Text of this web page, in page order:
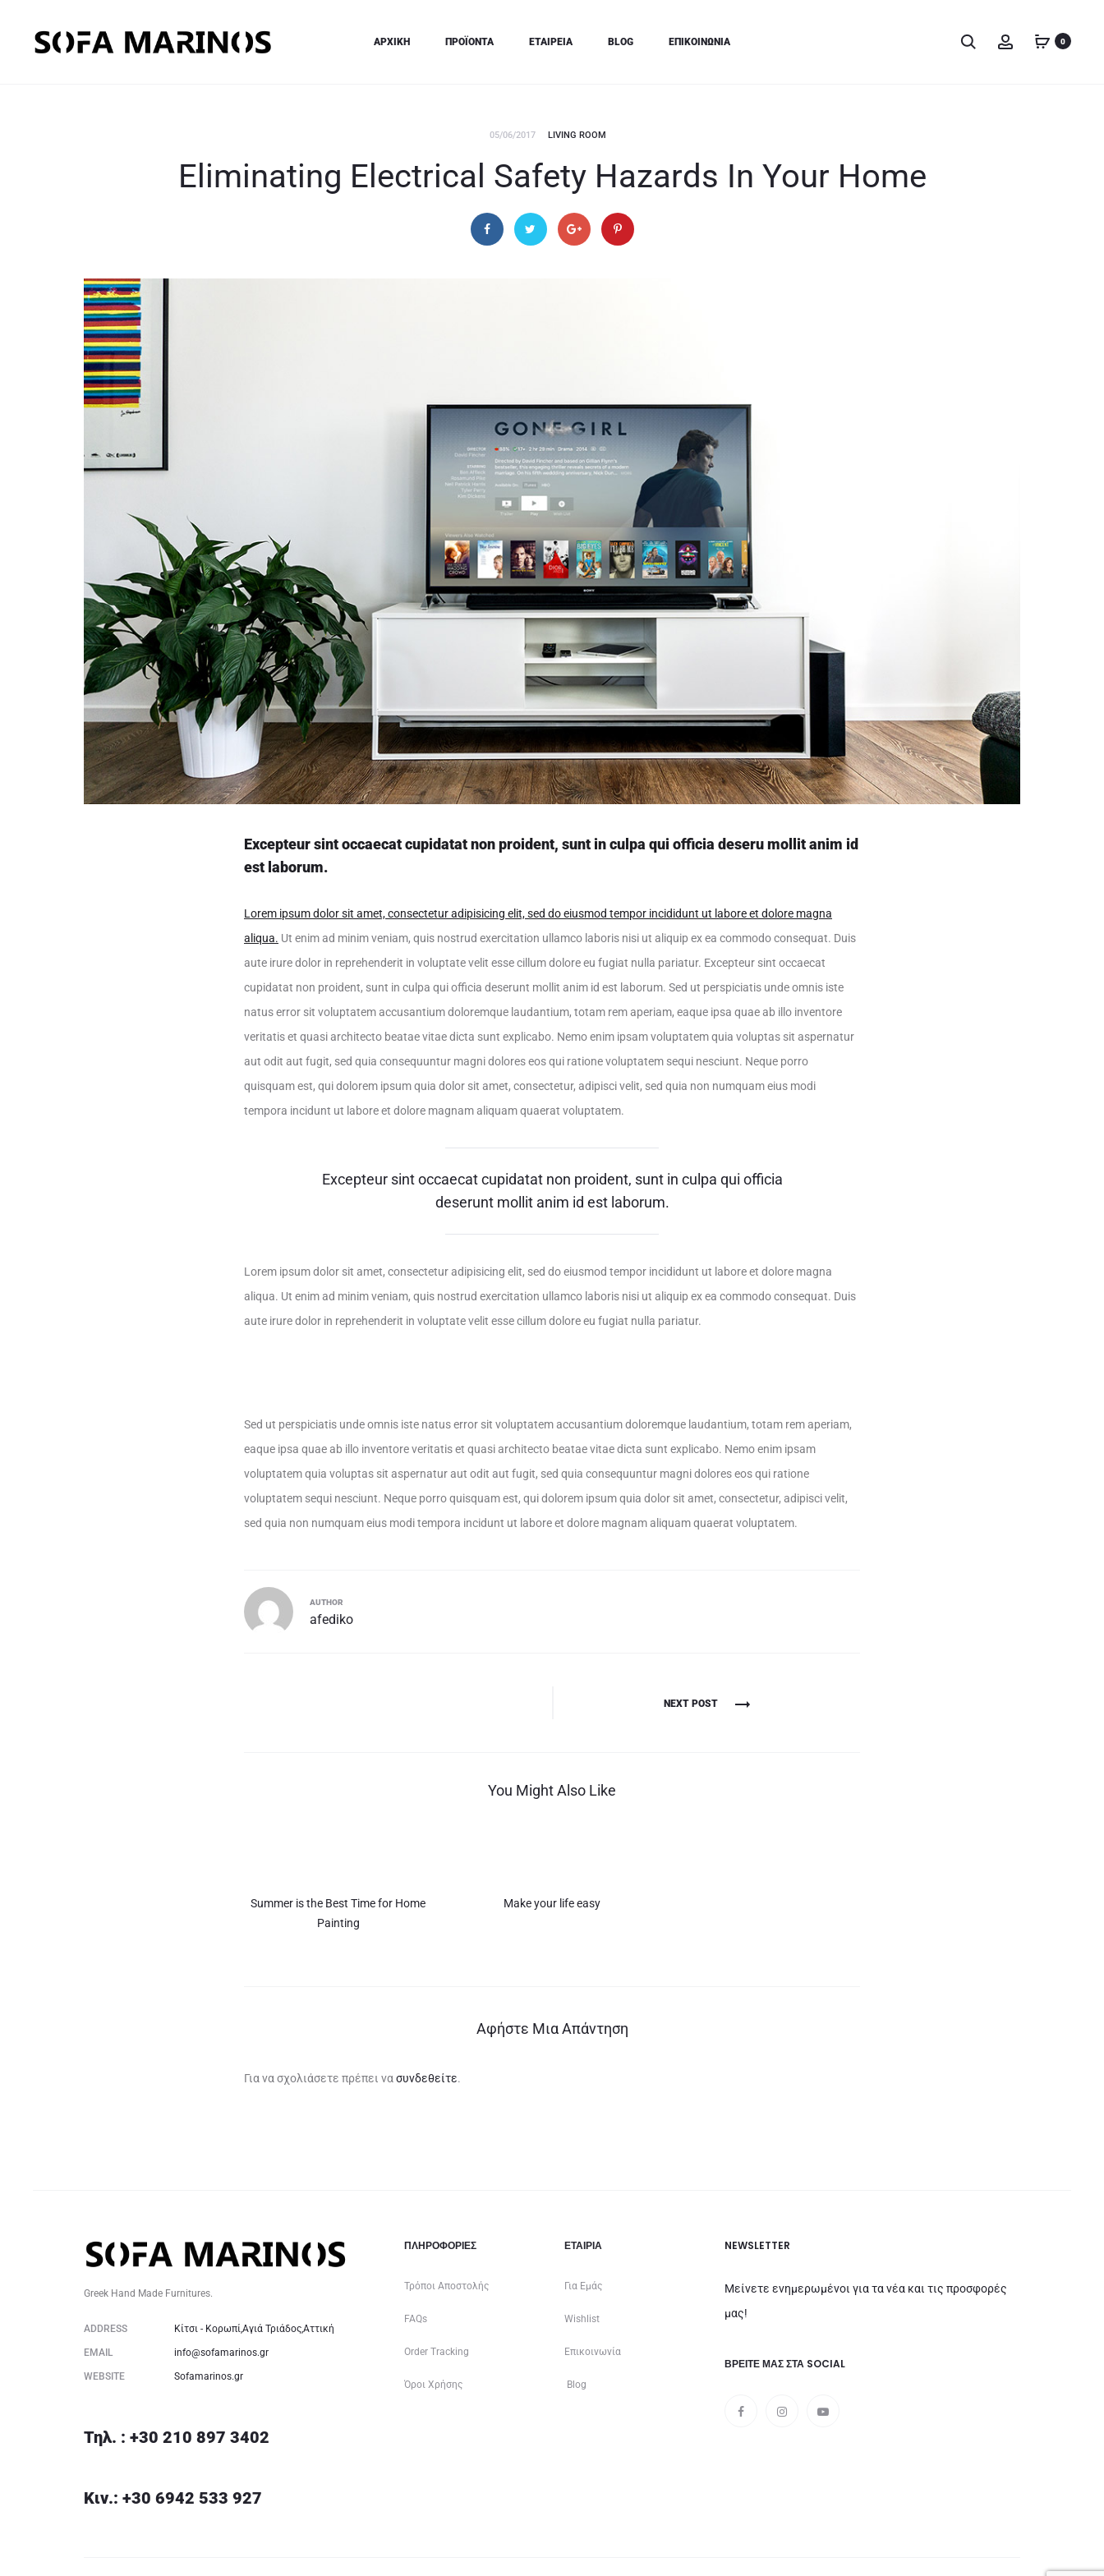
ΑΡΧΙΚΗ ΠΡΟΪΟΝΤΑ ΕΤΑΙΡΕΙΑ BLOG ΕΠΙΚΟΙΝΩΝΙΑ 0
05/06/2017 LIVING ROOM
Eliminating Electrical Safety Hazards In Your Home
Excepteur sint occaecat cupidatat non proident, sunt in culpa qui officia deseru mollit anim id
est laborum.
Lorem ipsum dolor sit amet, consectetur adipisicing elit, sed do eiusmod tempor incididunt ut labore et dolore magna
aliqua. Ut enim ad minim veniam, quis nostrud exercitation ullamco laboris nisi ut aliquip ex ea commodo consequat. Duis
aute irure dolor in reprehenderit in voluptate velit esse cillum dolore eu fugiat nulla pariatur. Excepteur sint occaecat
cupidatat non proident, sunt in culpa qui officia deserunt mollit anim id est laborum. Sed ut perspiciatis unde omnis iste
natus error sit voluptatem accusantium doloremque laudantium, totam rem aperiam, eaque ipsa quae ab illo inventore
veritatis et quasi architecto beatae vitae dicta sunt explicabo. Nemo enim ipsam voluptatem quia voluptas sit aspernatur
aut odit aut fugit, sed quia consequuntur magni dolores eos qui ratione voluptatem sequi nesciunt. Neque porro
quisquam est, qui dolorem ipsum quia dolor sit amet, consectetur, adipisci velit, sed quia non numquam eius modi
tempora incidunt ut labore et dolore magnam aliquam quaerat voluptatem.
Excepteur sint occaecat cupidatat non proident, sunt in culpa qui officia
deserunt mollit anim id est laborum.
Lorem ipsum dolor sit amet, consectetur adipisicing elit, sed do eiusmod tempor incididunt ut labore et dolore magna
aliqua. Ut enim ad minim veniam, quis nostrud exercitation ullamco laboris nisi ut aliquip ex ea commodo consequat. Duis
aute irure dolor in reprehenderit in voluptate velit esse cillum dolore eu fugiat nulla pariatur.
Sed ut perspiciatis unde omnis iste natus error sit voluptatem accusantium doloremque laudantium, totam rem aperiam,
eaque ipsa quae ab illo inventore veritatis et quasi architecto beatae vitae dicta sunt explicabo. Nemo enim ipsam
voluptatem quia voluptas sit aspernatur aut odit aut fugit, sed quia consequuntur magni dolores eos qui ratione
voluptatem sequi nesciunt. Neque porro quisquam est, qui dolorem ipsum quia dolor sit amet, consectetur, adipisci velit,
sed quia non numquam eius modi tempora incidunt ut labore et dolore magnam aliquam quaerat voluptatem.
AUTHOR
afediko
NEXT POST
You Might Also Like
Summer is the Best Time for Home
Painting
Make your life easy
Αφήστε Μια Απάντηση
Για να σχολιάσετε πρέπει νασυνδεθείτε.
Greek Hand Made Furnitures.
ADDRESS Κίτσι - Κορωπί,Αγιά Τριάδος,Αττική
EMAIL info@sofamarinos.gr
WEBSITE Sofamarinos.gr
Τηλ. : +30 210 897 3402
Κιν.: +30 6942 533 927
ΠΛΗΡΟΦΟΡΙΕΣ
Τρόποι Αποστολής
FAQs
Order Tracking
Όροι Χρήσης
ΕΤΑΙΡΊΑ
Για Εμάς
Wishlist
Επικοινωνία
Blog
NEWSLETTER
Μείνετε ενημερωμένοι για τα νέα και τις προσφορές
μας!
ΒΡΕΊΤΕ ΜΑΣ ΣΤΑ SOCIAL